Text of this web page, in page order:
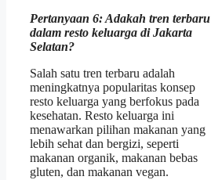
Pertanyaan 6: Adakah tren terbaru
dalam resto keluarga di Jakarta
Selatan?
Salah satu tren terbaru adalah
meningkatnya popularitas konsep
resto keluarga yang berfokus pada
kesehatan. Resto keluarga ini
menawarkan pilihan makanan yang
lebih sehat dan bergizi, seperti
makanan organik, makanan bebas
gluten, dan makanan vegan.